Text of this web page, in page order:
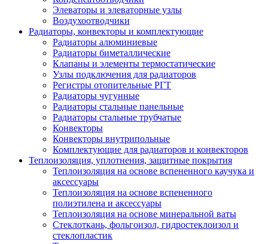
Элеваторы и элеваторные узлы
Воздухоотводчики
Радиаторы, конвекторы и комплектующие
Радиаторы алюминиевые
Радиаторы биметаллические
Клапаны и элементы термостатические
Узлы подключения для радиаторов
Регистры отопительные РГТ
Радиаторы чугунные
Радиаторы стальные панельные
Радиаторы стальные трубчатые
Конвекторы
Конвекторы внутрипольные
Комплектующие для радиаторов и конвекторов
Теплоизоляция, уплотнения, защитные покрытия
Теплоизоляция на основе вспененного каучука и
аксессуары
Теплоизоляция на основе вспененного
полиэтилена и аксессуары
Теплоизоляция на основе минеральной ваты
Стеклоткань, фольгоизол, гидростеклоизол и
стеклопластик